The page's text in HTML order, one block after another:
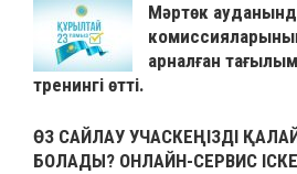
Мәртөк
арналған
тренингі өтті.
ӨЗ САЙЛАУ УЧАСКЕҢІЗДІ
БОЛАДЫ? ОНЛАЙН-СЕРВИС